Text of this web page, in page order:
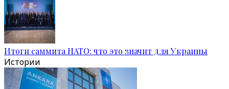
Итоги саммита НАТО: что это значит для Украины
Истории